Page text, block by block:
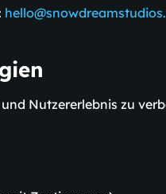
Nutzererlebnis zu